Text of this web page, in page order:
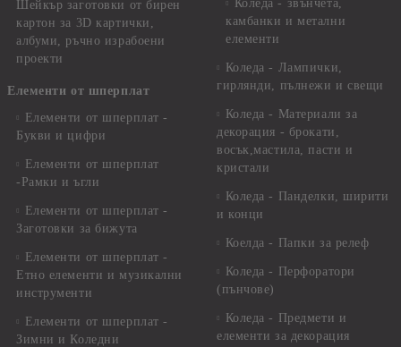
Шейкър заготовки от бирен
картон за 3D картички,
албуми, ръчно израбоени
проекти
Елементи от шперплат
Елементи от шперплат -
Букви и цифри
Елементи от шперплат
-Рамки и ъгли
Елементи от шперплат -
Заготовки за бижута
Елементи от шперплат -
Етно елементи и музикални
инструменти
Елементи от шперплат -
Зимни и Коледни
Коледа - звънчета,
камбанки и метални
елементи
Коледа - Лампички,
гирлянди, пълнежи и свещи
Коледа - Материали за
декорация - брокати,
восък,мастила, пасти и
кристали
Коледа - Панделки, ширити
и конци
Коелда - Папки за релеф
Коледа - Перфоратори
(пънчове)
Коледа - Предмети и
елементи за декорация